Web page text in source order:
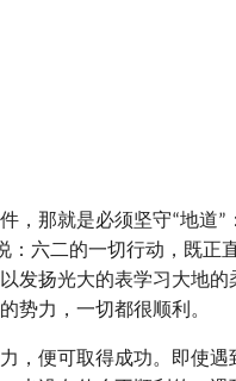
，那就是必须坚守“地道”
：六二的一切行动，既正
发扬光大的表学习大地的
势力，一切都很顺利。
，便可取得成功。即使遇